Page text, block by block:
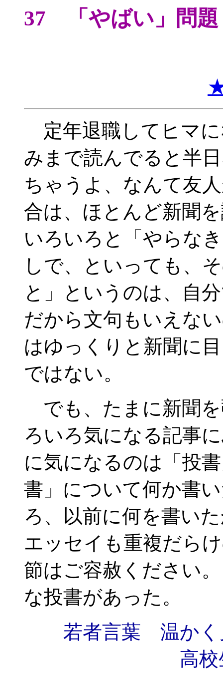
37 「やばい」問題
定年退職してヒマ
みまで読んでると半
ちゃうよ、なんて友
合は、ほとんど新聞
いろいろと「やらな
しで、といっても、
と」というのは、自
だから文句もいえな
はゆっくりと新聞に
ではない。
でも、たまに新聞
ろいろ気になる記事
に気になるのは「投
書」について何か書
ろ、以前に何を書い
エッセイも重複だら
節はご容赦ください
な投書があった。
若者言葉 温かく
高校生 阿